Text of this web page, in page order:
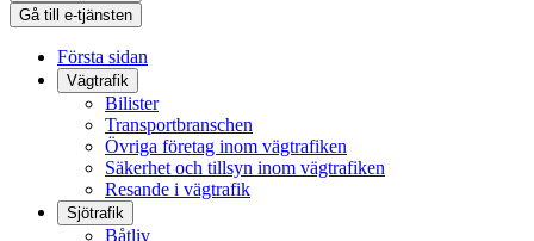
Gå till e-tjänsten
Första sidan
Vägtrafik
Bilister
Transportbranschen
Övriga företag inom vägtrafiken
Säkerhet och tillsyn inom vägtrafiken
Resande i vägtrafik
Sjötrafik
Båtliv